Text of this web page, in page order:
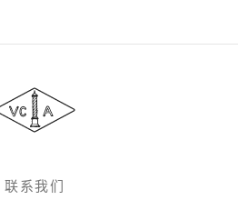
&
Arpels
梵
雅
宝
联系我们